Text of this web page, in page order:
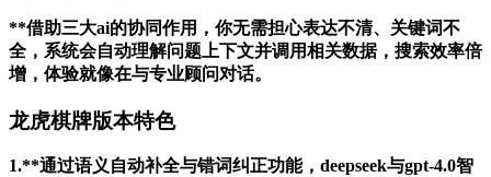
**借助三大ai的协同作用，你无需担心表达不清、关键词不
全，系统会自动理解问题上下文并调用相关数据，搜索效率倍
增，体验就像在与专业顾问对话。
龙虎棋牌版本特色
1.**通过语义自动补全与错词纠正功能，deepseek与gpt-4.0智